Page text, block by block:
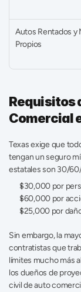
Autos Rentados y
Propios
Requisitos
Comercial
Texas exige que
tengan un seguro
estatales son 30/
$30,000 por
$60,000 por
$25,000 por
Sin embargo, la
contratistas que
límites mucho más
los dueños de
civil de auto